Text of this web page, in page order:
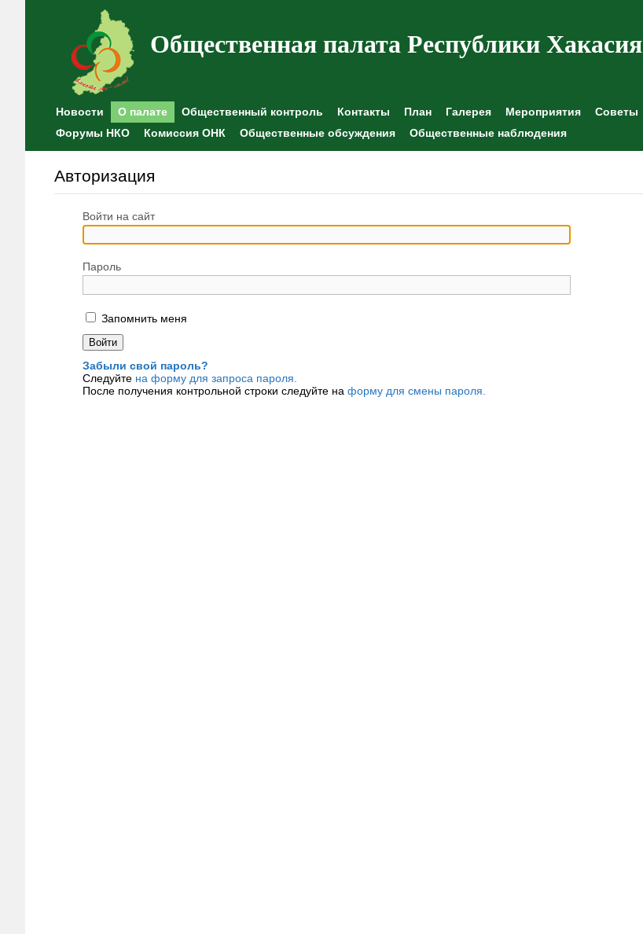
Общественная палата Республики Хакасия
Новости О палате Общественный контроль Контакты План Галерея Мероприятия Советы
Форумы НКО
Комиссия ОНК Общественные обсуждения Общественные наблюдения
Авторизация
Войти на сайт
Пароль
Запомнить меня
Забыли свой пароль?
Следуйте на форму для запроса пароля.
После получения контрольной строки следуйте на форму для смены пароля.